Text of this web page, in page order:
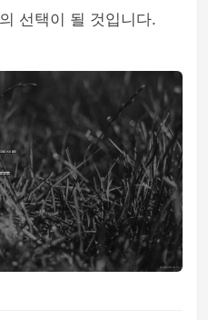
선택이 될 것입니다.